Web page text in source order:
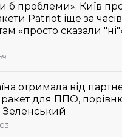
б проблеми». Київ
Patriot іще за часів
«просто сказали
отримала від
для ППО,